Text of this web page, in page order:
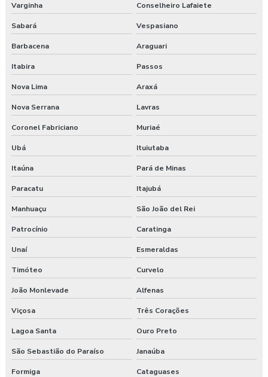
Exame médico admissional guarapuava
Exames complementares aso
Gerenciamento de risco no trabalho
Gerenciamento de riscos segurança do trabalho
Gestão saúde e segurança do trabalho
Laudo ambiental e ergonômico do local de trabalho
Laudo de avaliação ergonômica
Laudo de ergonomia
Laudo ergonômico
Laudo ergonômico e análise ergonômica do trabalho
Laudo ergonômico cadeira
Laudo ergonômico construção civil
Laudo ergonômico do trabalho
Varginha Conselheiro Lafaiete
Sabará Vespasiano
Barbacena Araguari
Itabira Passos
Nova Lima Araxá
Nova Serrana Lavras
Coronel Fabriciano Muriaé
Ubá Ituiutaba
Itaúna Pará de Minas
Paracatu Itajubá
Manhuaçu São João del Rei
Patrocínio Caratinga
Unaí Esmeraldas
Timóteo Curvelo
João Monlevade Alfenas
Viçosa Três Corações
Lagoa Santa Ouro Preto
São Sebastião do Paraíso Janaúba
Formiga Cataguases